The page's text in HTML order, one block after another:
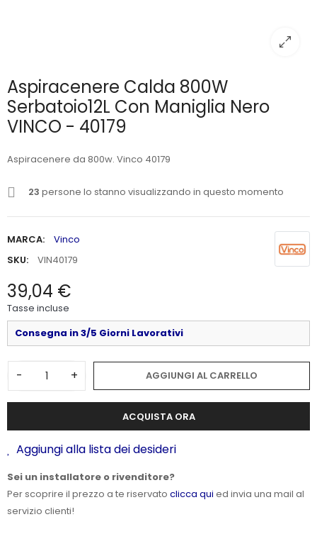
Aspiracenere Calda 800W
Serbatoio12L Con Maniglia Nero
VINCO - 40179
Aspiracenere da 800w. Vinco 40179
23 persone lo stanno visualizzando in questo momento
MARCA:
Vinco
SKU:
VIN40179
39,04 €
Tasse incluse
Consegna in 3/5 Giorni Lavorativi
- + AGGIUNGI AL CARRELLO
ACQUISTA ORA
Aggiungi alla lista dei desideri
Sei un installatore o rivenditore?
Per scoprire il prezzo a te riservato clicca qui ed invia una mail al
servizio clienti!